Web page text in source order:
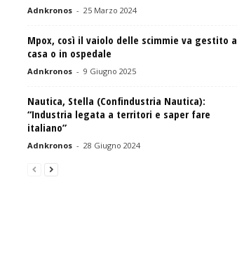
Adnkronos - 25 Marzo 2024
Mpox, così il vaiolo delle scimmie va gestito a
casa o in ospedale
Adnkronos - 9 Giugno 2025
Nautica, Stella (Confindustria Nautica):
“Industria legata a territori e saper fare
italiano”
Adnkronos - 28 Giugno 2024